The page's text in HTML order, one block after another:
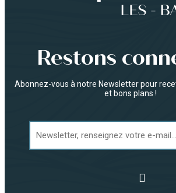
Restons
Abonnez-vous à notre Newsletter pour
et bons plans !